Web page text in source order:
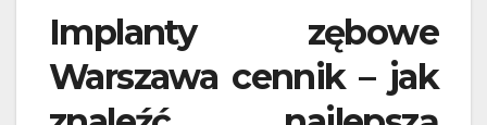
Implanty zębowe
Warszawa cennik – jak